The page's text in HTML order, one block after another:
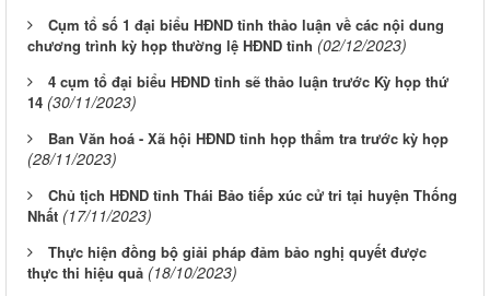
Cụm tổ số 1 đại biểu HĐND tỉnh thảo luận về các nội dung
chương trình kỳ họp thường lệ HĐND tỉnh (02/12/2023)
4 cụm tổ đại biểu HĐND tỉnh sẽ thảo luận trước Kỳ họp thứ
14 (30/11/2023)
Ban Văn hoá - Xã hội HĐND tỉnh họp thẩm tra trước kỳ họp
(28/11/2023)
Chủ tịch HĐND tỉnh Thái Bảo tiếp xúc cử tri tại huyện Thống
Nhất (17/11/2023)
Thực hiện đồng bộ giải pháp đảm bảo nghị quyết được
thực thi hiệu quả (18/10/2023)